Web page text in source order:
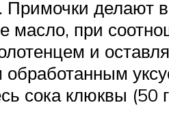
делают
масло, при
и
обработанным
сока клюквы